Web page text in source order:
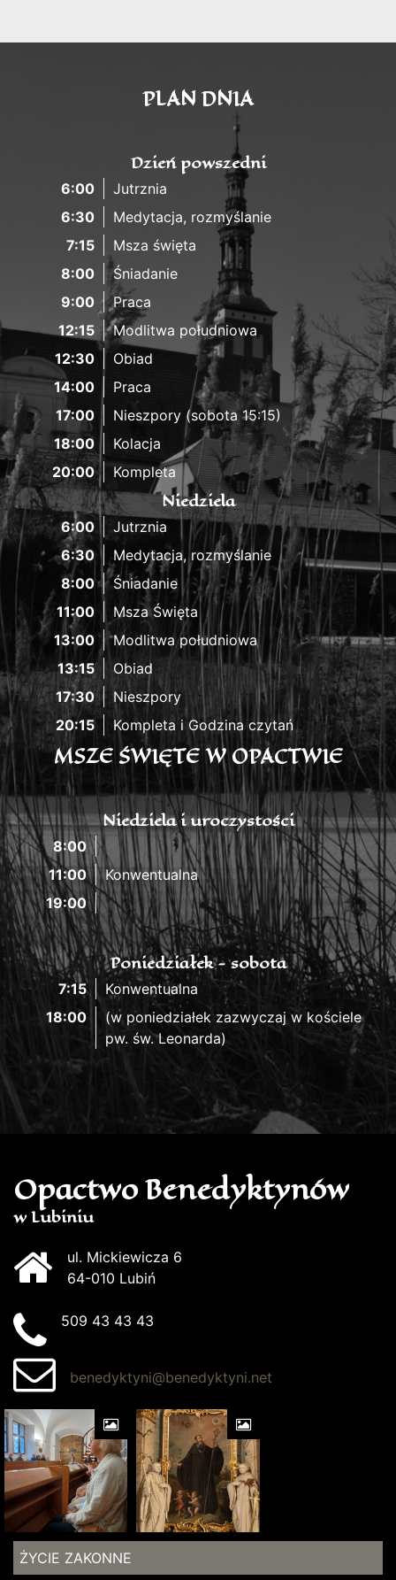
PLAN DNIA
Dzień powszedni
6:00
Jutrznia
6:30
Medytacja, rozmyślanie
7:15
Msza święta
8:00
Śniadanie
9:00
Praca
12:15
Modlitwa południowa
12:30
Obiad
14:00
Praca
17:00
Nieszpory (sobota 15:15)
18:00
Kolacja
20:00
Kompleta
Niedziela
6:00
Jutrznia
6:30
Medytacja, rozmyślanie
8:00
Śniadanie
11:00
Msza Święta
13:00
Modlitwa południowa
13:15
Obiad
17:30
Nieszpory
20:15
Kompleta i Godzina czytań
MSZE ŚWIĘTE W OPACTWIE
Niedziela i uroczystości
8:00
11:00
Konwentualna
19:00
Poniedziałek - sobota
7:15
Konwentualna
18:00
(w poniedziałek zazwyczaj w kościele
pw. św. Leonarda)
Opactwo Benedyktynów
w Lubiniu
ul. Mickiewicza 6
64-010 Lubiń
509 43 43 43
benedyktyni@benedyktyni.net
ŻYCIE ZAKONNE